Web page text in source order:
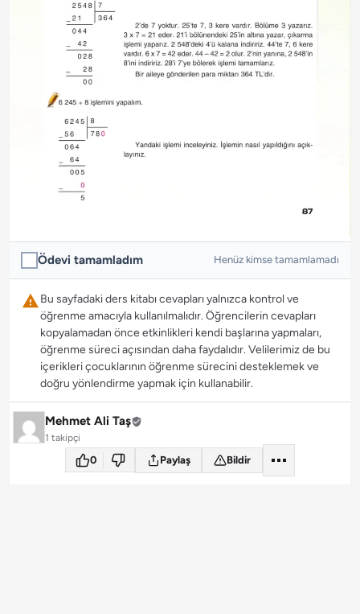
Ödevi tamamladım Henüz kimse tamamlamadı
Bu sayfadaki ders kitabı cevapları yalnızca kontrol ve
öğrenme amacıyla kullanılmalıdır. Öğrencilerin cevapları
kopyalamadan önce etkinlikleri kendi başlarına yapmaları,
öğrenme süreci açısından daha faydalıdır. Velilerimiz de bu
içerikleri çocuklarının öğrenme sürecini desteklemek ve
doğru yönlendirme yapmak için kullanabilir.
Mehmet Ali Taş
1 takipçi
0 Paylaş Bildir